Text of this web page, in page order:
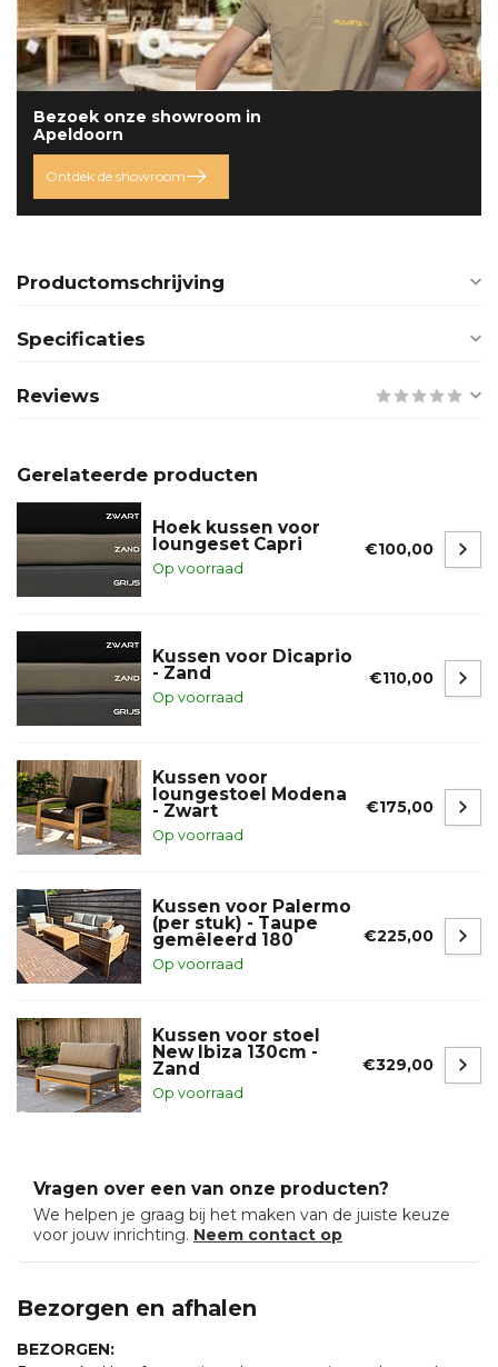
Bezoek onze showroom in
Apeldoorn
Ontdek de showroom
Productomschrijving
Specificaties
Reviews
Gerelateerde producten
Hoek kussen voor
loungeset Capri
Op voorraad
€100,00
Kussen voor Dicaprio
- Zand
Op voorraad
€110,00
Kussen voor
loungestoel Modena
- Zwart
Op voorraad
€175,00
Kussen voor Palermo
(per stuk) - Taupe
gemêleerd 180
Op voorraad
€225,00
Kussen voor stoel
New Ibiza 130cm -
Zand
Op voorraad
€329,00
Vragen over een van onze producten?
We helpen je graag bij het maken van de juiste keuze
voor jouw inrichting. Neem contact op
Bezorgen en afhalen
BEZORGEN: